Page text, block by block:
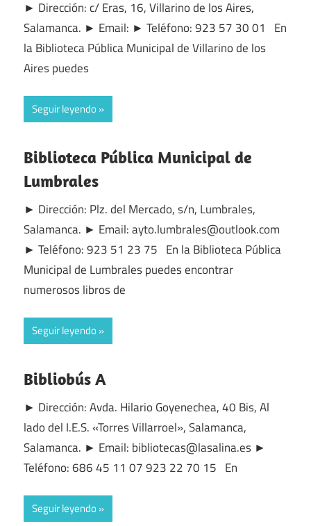
► Dirección: c/ Eras, 16, Villarino de los Aires,
Salamanca. ► Email: ► Teléfono: 923 57 30 01 En
la Biblioteca Pública Municipal de Villarino de los
Aires puedes
Seguir leyendo
Biblioteca Pública Municipal de
Lumbrales
► Dirección: Plz. del Mercado, s/n, Lumbrales,
Salamanca. ► Email: ayto.lumbrales@outlook.com
► Teléfono: 923 51 23 75 En la Biblioteca Pública
Municipal de Lumbrales puedes encontrar
numerosos libros de
Seguir leyendo
Bibliobús A
► Dirección: Avda. Hilario Goyenechea, 40 Bis, Al
lado del I.E.S. «Torres Villarroel», Salamanca,
Salamanca. ► Email: bibliotecas@lasalina.es ►
Teléfono: 686 45 11 07 923 22 70 15 En
Seguir leyendo